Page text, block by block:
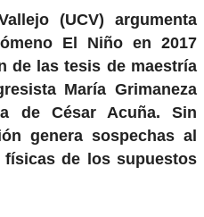
(UCV) argumenta
El Niño en 2017
de las tesis de maestría
María Grimaneza
de César Acuña. Sin
genera sospechas al
de los supuestos